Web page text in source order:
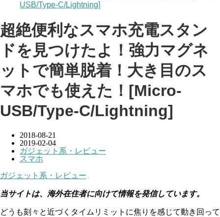
USB/Type-C/Lightning]
超絶便利なスマホ充電スタン
ドを見つけたよ！強力マグネ
ットで簡単脱着！大き目のス
マホでも使えた！[Micro-
USB/Type-C/Lightning]
2018-08-21
2019-02-04
ガジェット系・レビュー
スマホ
ガジェット系・レビュー
当サイトは、海外在住者に向けて情報を発信しています。
どうも刻々と近づくタイムリミットに焦りを感じて動き回って